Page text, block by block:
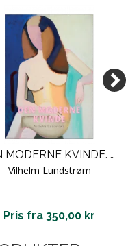
DEN MODERNE KVINDE. LUNDSTRØM
Vilhelm Lundstrøm
Pris fra 350,00 kr